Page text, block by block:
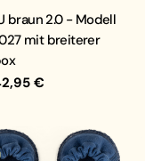
braun 2.0 - Modell
mit breiterer
€